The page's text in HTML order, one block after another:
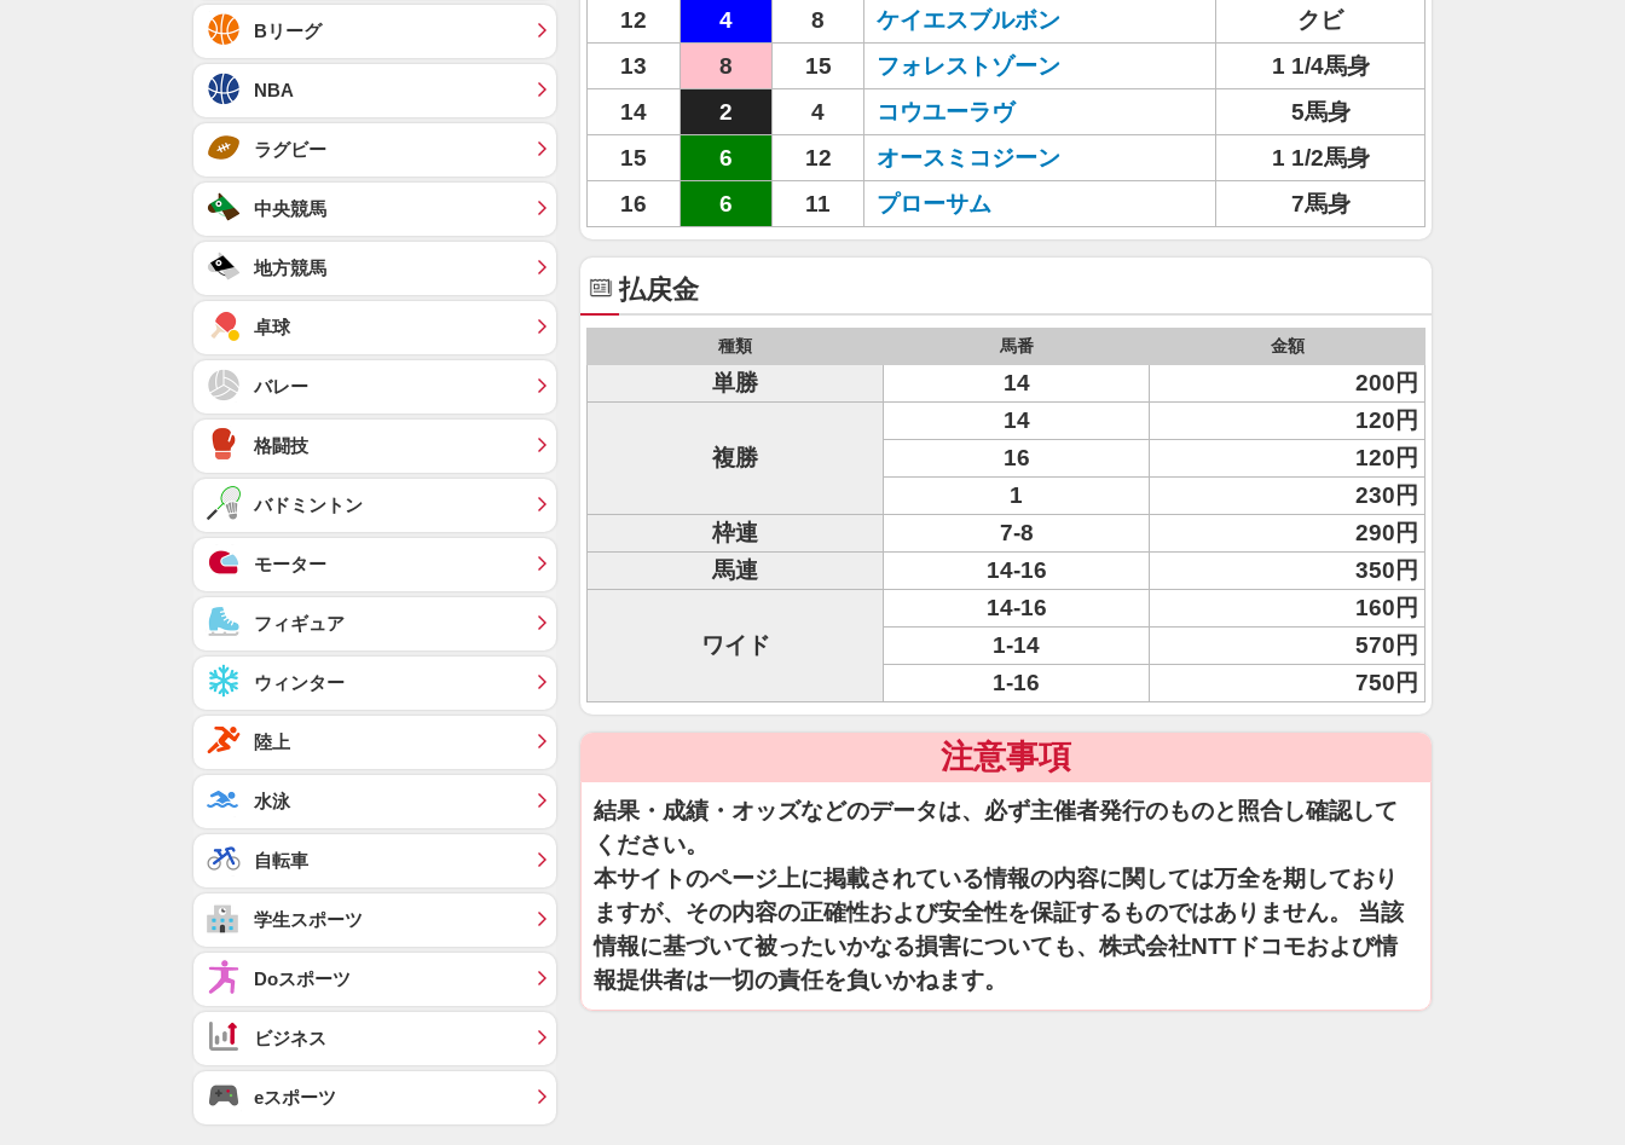
12
4 8 ケイエスブルボン
クビ
13
8 15 フォレストゾーン
1 1/4馬身
14
2 4 コウユーラヴ
5馬身
15
6 12 オースミコジーン
1 1/2馬身
16
6 11 プローサム 7馬身
払戻金
種類 馬番 金額
単勝 14 200円
複勝
14
120円
16
120円
1
230円
枠連
7-8
290円
馬連
14-16 350円
ワイド
14-16
160円
1-14
570円
1-16
750円
注意事項
結果・成績・オッズなどのデータは、必ず主催者発行のものと照合し確認して
ください。
本サイトのページ上に掲載されている情報の内容に関しては万全を期しており
ますが、その内容の正確性および安全性を保証するものではありません。 当該
情報に基づいて被ったいかなる損害についても、株式会社NTTドコモおよび情
報提供者は一切の責任を負いかねます。
Bリーグ
NBA
ラグビー
中央競馬
地方競馬
卓球
バレー
格闘技
バドミントン
モーター
フィギュア
ウィンター
陸上
水泳
自転車
学生スポーツ
Doスポーツ
ビジネス
eスポーツ